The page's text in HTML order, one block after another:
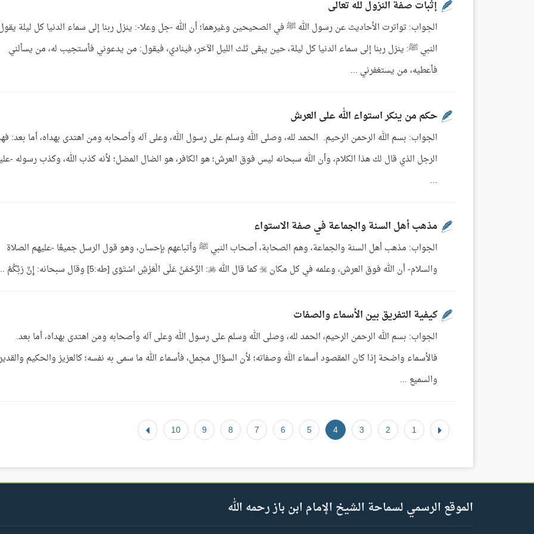
إثبات صفة النزول لله تعالى
الجواب: تواترت الأحاديث عن رسول الله ﷺ في الصحيحين وغيرهما؛ أن الله -جل وعلا-: ينزل ربنا إلى سماء الدنيا كل ليلة
النبي ﷺ: ينزل ربنا إلى سماء الدنيا كل ليلة، حين يبقى ثلث الليل الآخر، فينادي، فيقول: من يدعوني فأستجيب له، من يسألني
فأعطيه، من يستغفرني ...
حكم من ينكر استواء الله على العرش
الجواب: بسم الله الرحمن الرحيم. الحمد لله، وصلى الله وسلم على رسول الله، وعلى آله وأصحابه ومن اهتدى بهداه، أما بعد:
الرجل الذي قال لك هذا الكلام، وأن الله سبحانه ليس فوق العرش؛ هو الكافر، هو الضال المضل؛ لأنه كذب الله، وكذب رسوله -
...
مذهب أهل السنة والجماعة في صفة الاستواء
الجواب: مذهب أهل السنة والجماعة، وهم الصحابة، أصحاب النبي ﷺ وأتباعهم بإحسان، وهو قول الرسل جميعًا -عليهم الصلاة
والسلام- أن الله فوق العرش، وعلمه في كل مكان  كما قال الله : الرَّحْمَنُ عَلَى الْعَرْشِ اسْتَوَى [طه:5] وقال سبحانه: إِنَّ رَبَّكُمُ ...
كيفية التفريق بين الأسماء والصفات
الجواب: بسم الله الرحمن الرحيم، الحمد لله، وصلى الله وسلم على رسول الله وعلى آله وأصحابه ومن اهتدى بهداه، أما بعد.
فالأسماء واضحة إذا كان المقصود أسماء الله وصفاته؛ لأن السؤال مجمل، فأسماء الله ما سمى به نفسه؛ كالعزيز والحكيم
والسميع ...
1
2
3
4
5
6
7
8
9
10
الموقع الرسمي لسماحة الشيخ الإمام ابن باز رحمه الله